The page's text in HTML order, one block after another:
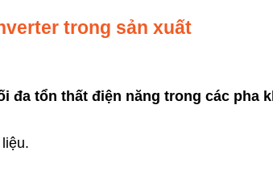
trong sản xuất
đa tổn thất điện năng trong các pha